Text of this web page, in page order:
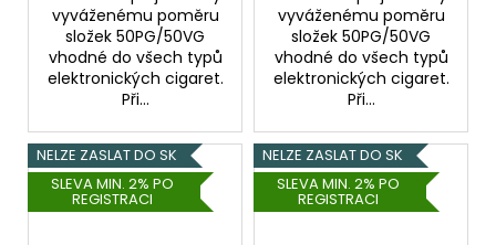
vyváženému poměru
složek 50PG/50VG
vhodné do všech typů
elektronických cigaret.
Při...
vyváženému poměru
složek 50PG/50VG
vhodné do všech typů
elektronických cigaret.
Při...
NELZE ZASLAT DO SK
SLEVA MIN. 2% PO
REGISTRACI
NELZE ZASLAT DO SK
SLEVA MIN. 2% PO
REGISTRACI